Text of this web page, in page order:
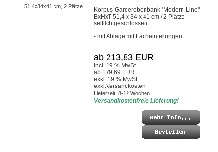
Korpus-Garderobenbank "Modern-Line"
BxHxT 51,4 x 34 x 41 cm / 2 Plätze
seitlich geschlossen
- mit Ablage mit Facheinteilungen
ab 213,83 EUR
incl. 19 % MwSt.
ab 179,69 EUR
exkl. 19 % MwSt.
exkl.Versandkosten
Lieferzeit: 8-12 Wochen
Versandkostenfreie Lieferung!